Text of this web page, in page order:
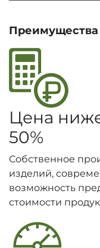
Цена
50%
Собственное
изделий,
возможность
стоимости